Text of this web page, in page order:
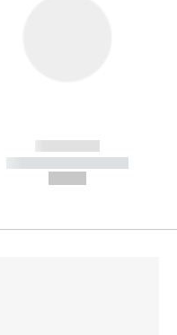
------------
----------- -----------